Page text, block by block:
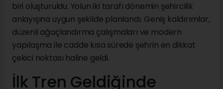
biri oluşturuldu. Yolun iki tarafı dönemin şehircilik
anlayışına uygun şekilde planlandı. Geniş kaldırımlar,
düzenli ağaçlandırma çalışmaları ve modern
yapılaşma ile cadde kısa sürede şehrin en dikkat
çekici noktası haline geldi.
İlk Tren Geldiğinde